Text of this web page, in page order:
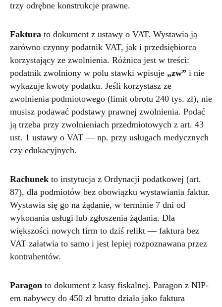
trzy odrębne konstrukcje prawne.
Faktura to dokument z ustawy o VAT. Wystawia ją
zarówno czynny podatnik VAT, jak i przedsiębiorca
korzystający ze zwolnienia. Różnica jest w treści:
podatnik zwolniony w polu stawki wpisuje „zw” i nie
wykazuje kwoty podatku. Jeśli korzystasz ze
zwolnienia podmiotowego (limit obrotu 240 tys. zł), nie
musisz podawać podstawy prawnej zwolnienia. Podać
ją trzeba przy zwolnieniach przedmiotowych z art. 43
ust. 1 ustawy o VAT — np. przy usługach medycznych
czy edukacyjnych.
Rachunek to instytucja z Ordynacji podatkowej (art.
87), dla podmiotów bez obowiązku wystawiania faktur.
Wystawia się go na żądanie, w terminie 7 dni od
wykonania usługi lub zgłoszenia żądania. Dla
większości nowych firm to dziś relikt — faktura bez
VAT załatwia to samo i jest lepiej rozpoznawana przez
kontrahentów.
Paragon to dokument z kasy fiskalnej. Paragon z NIP-
em nabywcy do 450 zł brutto działa jako faktura